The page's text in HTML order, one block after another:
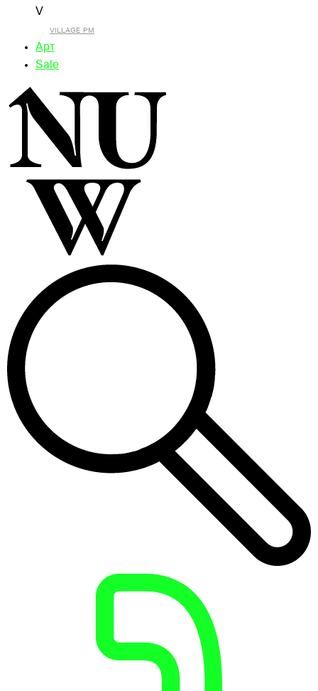
V
VILLAGE PM
Арт
Sale